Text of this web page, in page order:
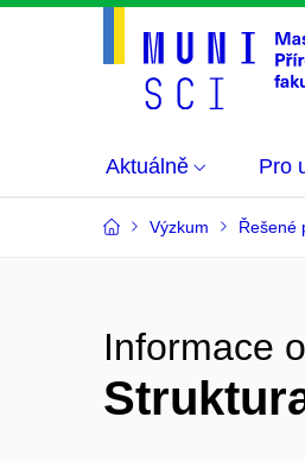
Aktuálně Pro
Výzkum Řešené
Informace